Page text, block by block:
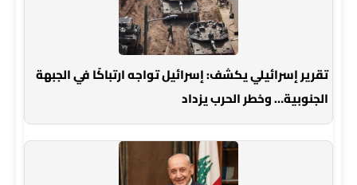
تقرير إسرائيلي يكشف: إسرائيل تواجه ارتباكًا في الجبهة
الجنوبية… وخطر الحرب يزداد